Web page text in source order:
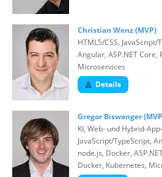
Christian Wenz (MVP)
HTML5/CSS,
Angular, ASP.NET Core,
Microservices
Details
Gregor Biswanger
KI, Web- und Hybrid-
JavaScript/TypeScript,
node.js, Docker,
Docker, Kubernetes,